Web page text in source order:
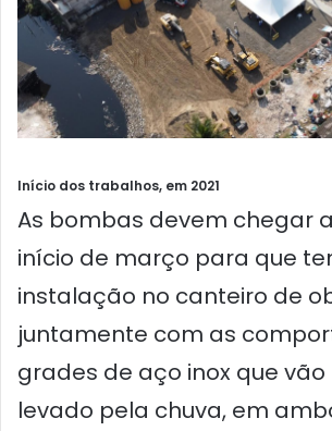
Início dos trabalhos, em 2021
As bombas devem chegar
início de março para que
instalação no canteiro de
juntamente com as
grades de aço inox que vão
levado pela chuva, em